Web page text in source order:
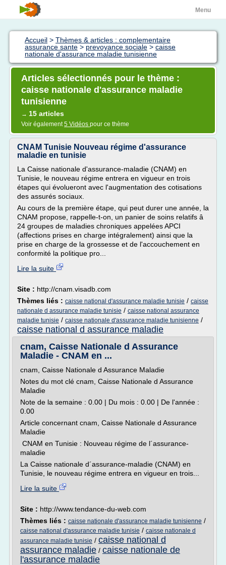
Menu
Accueil > Thèmes & articles : complementaire
assurance sante > prevoyance sociale > caisse
nationale d'assurance maladie tunisienne
Articles sélectionnés pour le thème :
caisse nationale d'assurance maladie
tunisienne
→ 15 articles
Voir également5 Vidéos pour ce thème
CNAM Tunisie Nouveau régime d'assurance
maladie en tunisie
La Caisse nationale d'assurance-maladie (CNAM) en
Tunisie, le nouveau régime entrera en vigueur en trois
étapes qui évolueront avec l'augmentation des cotisations
des assurés sociaux.
Au cours de la première étape, qui peut durer une année, la
CNAM propose, rappelle-t-on, un panier de soins relatifs â
24 groupes de maladies chroniques appelées APCI
(affections prises en charge intégralement) ainsi que la
prise en charge de la grossesse et de l'accouchement en
conformité la politique pro...
Lire la suite
Site : http://cnam.visadb.com
Thèmes liés : caisse national d'assurance maladie tunisie / caisse
nationale d assurance maladie tunisie / caisse national assurance
maladie tunisie / caisse nationale d'assurance maladie tunisienne /
caisse national d assurance maladie
cnam, Caisse Nationale d Assurance
Maladie - CNAM en ...
cnam, Caisse Nationale d Assurance Maladie
Notes du mot clé cnam, Caisse Nationale d Assurance
Maladie
Note de la semaine : 0.00 | Du mois : 0.00 | De l'année :
0.00
Article concernant cnam, Caisse Nationale d Assurance
Maladie
CNAM en Tunisie : Nouveau régime de l´assurance-
maladie
La Caisse nationale d´assurance-maladie (CNAM) en
Tunisie, le nouveau régime entrera en vigueur en trois...
Lire la suite
Site : http://www.tendance-du-web.com
Thèmes liés : caisse nationale d'assurance maladie tunisienne /
caisse national d'assurance maladie tunisie / caisse nationale d
assurance maladie tunisie / caisse national d
assurance maladie / caisse nationale de
l'assurance maladie